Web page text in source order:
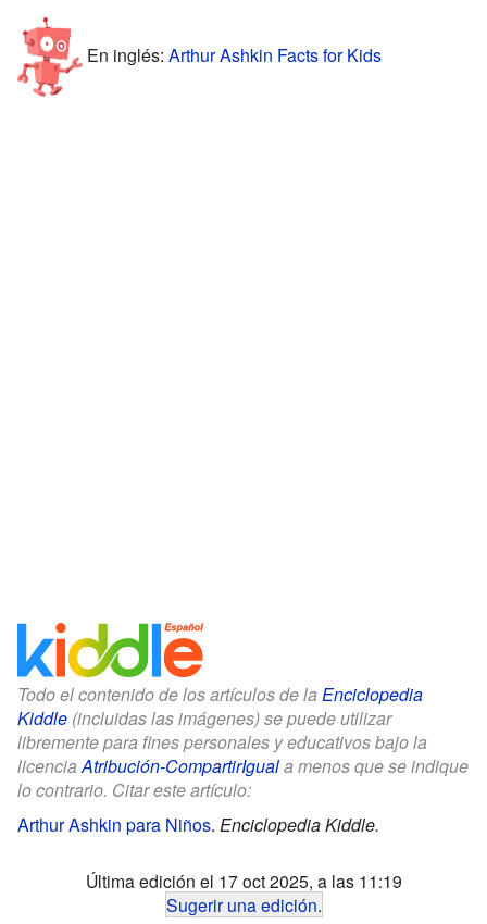
En inglés: Arthur Ashkin Facts for Kids
Todo el contenido de los artículos de la Enciclopedia
Kiddle (incluidas las imágenes) se puede utilizar
libremente para fines personales y educativos bajo la
licenciaAtribución-CompartirIguala menos que se indique
lo contrario. Citar este artículo:
Arthur Ashkin para Niños. Enciclopedia Kiddle.
Última edición el 17 oct 2025, a las 11:19
Sugerir una edición.